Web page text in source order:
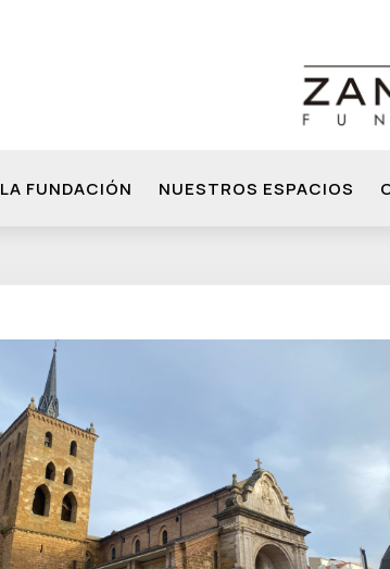
LA FUNDACIÓN NUESTROS ESPACIOS